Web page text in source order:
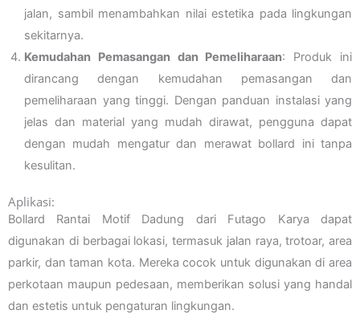
jalan, sambil menambahkan nilai estetika pada lingkungan
sekitarnya.
Kemudahan Pemasangan dan Pemeliharaan: Produk ini
dirancang dengan kemudahan pemasangan dan
pemeliharaan yang tinggi. Dengan panduan instalasi yang
jelas dan material yang mudah dirawat, pengguna dapat
dengan mudah mengatur dan merawat bollard ini tanpa
kesulitan.
Aplikasi:
Bollard Rantai Motif Dadung dari Futago Karya dapat
digunakan di berbagai lokasi, termasuk jalan raya, trotoar, area
parkir, dan taman kota. Mereka cocok untuk digunakan di area
perkotaan maupun pedesaan, memberikan solusi yang handal
dan estetis untuk pengaturan lingkungan.